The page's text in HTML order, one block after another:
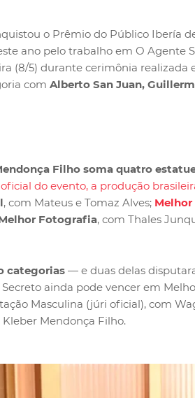
o Prêmio do Público Ibería
ano pelo trabalho em O Agente
(8/5) durante cerimônia realizada
com Alberto San Juan,
Filho soma quatro
do evento, a produção
, com Mateus e Tomaz Alves;
Fotografia, com Thales
categorias— e duas delas
ainda pode vencer em
Masculina (júri oficial), com
Mendonça Filho.